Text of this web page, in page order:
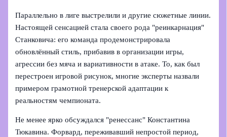
Параллельно в лиге выстрелили и другие сюжетные линии.
Настоящей сенсацией стала своего рода "реинкарнация"
Станковича: его команда продемонстрировала
обновлённый стиль, прибавив в организации игры,
агрессии без мяча и вариативности в атаке. То, как был
перестроен игровой рисунок, многие эксперты назвали
примером грамотной тренерской адаптации к
реальностям чемпионата.
Не менее ярко обсуждался "ренессанс" Константина
Тюкавина. Форвард, переживавший непростой период,